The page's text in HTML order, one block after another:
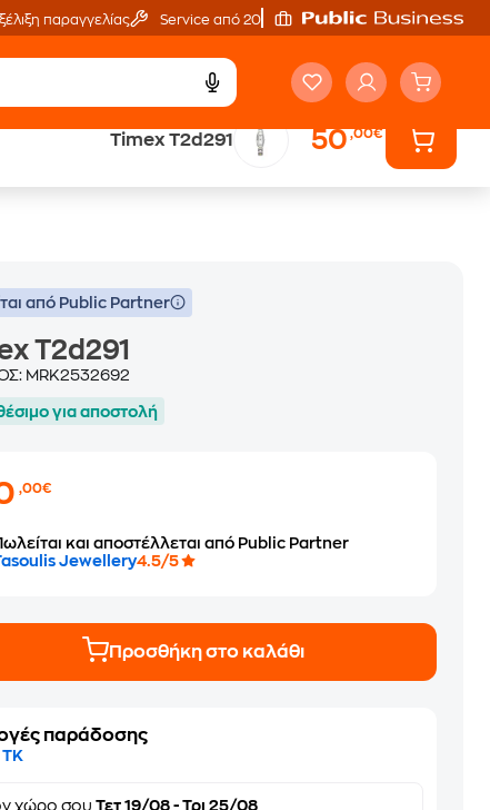
παραγγελίας Service από 20'
Timex T2d291 50,00€
Άτοκες Δόσεις
από Public Partner
T2d291
MRK2532692
για αποστολή
,00€
και αποστέλλεται από Public Partner
Jewellery4.5/5
Προσθήκη στο καλάθι
παράδοσης
ΤΚ
χώρο σου Τετ 19/08 - Τρι 25/08